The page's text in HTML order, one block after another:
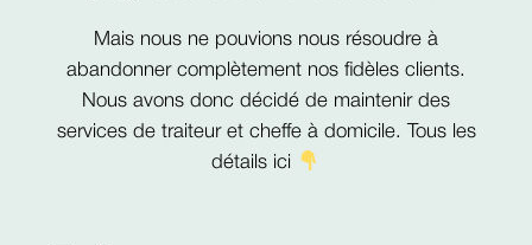
Mais nous ne pouvions nous résoudre à
abandonner complètement nos fidèles clients.
Nous avons donc décidé de maintenir des
services de traiteur et cheffe à domicile. Tous les
détails ici